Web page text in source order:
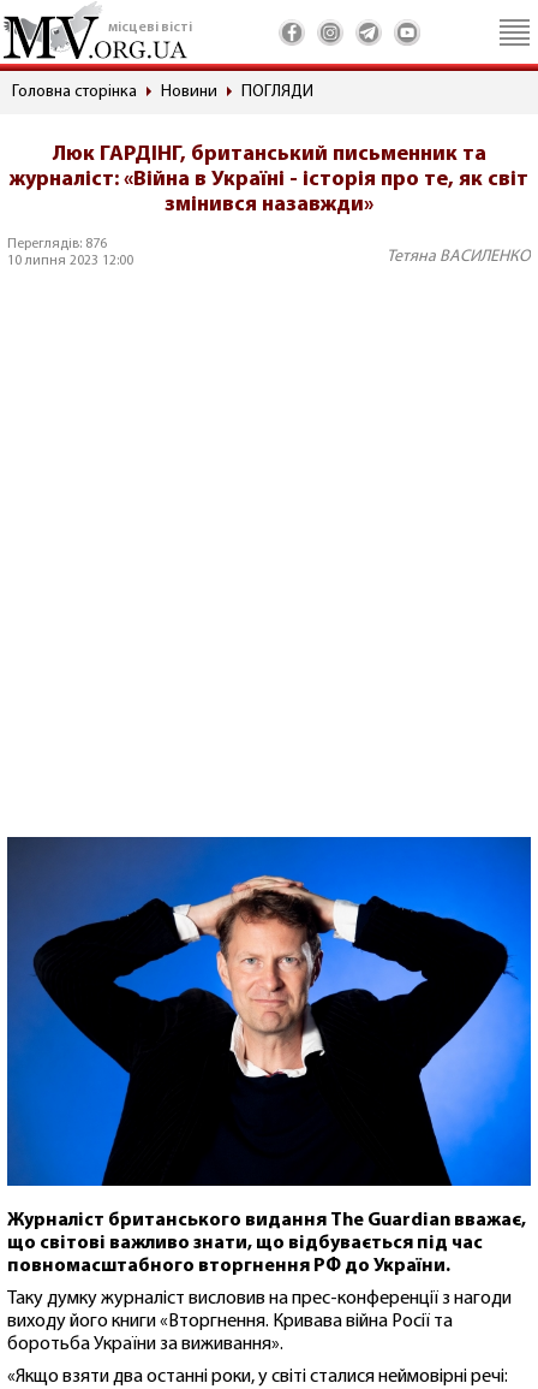
місцеві вісті
Головна сторінка Новини ПОГЛЯДИ
Люк ГАРДІНГ, британський письменник та
журналіст: «Війна в Україні - історія про те, як світ
змінився назавжди»
Переглядів: 876
10 липня 2023 12:00
Тетяна ВАСИЛЕНКО
Журналіст британського видання The Guardian вважає,
що світові важливо знати, що відбувається під час
повномасштабного вторгнення РФ до України.
Таку думку журналіст висловив на прес-конференції з нагоди
виходу його книги «Вторгнення. Кривава війна Росії та
боротьба України за виживання».
«Якщо взяти два останні роки, у світі сталися неймовірні речі: